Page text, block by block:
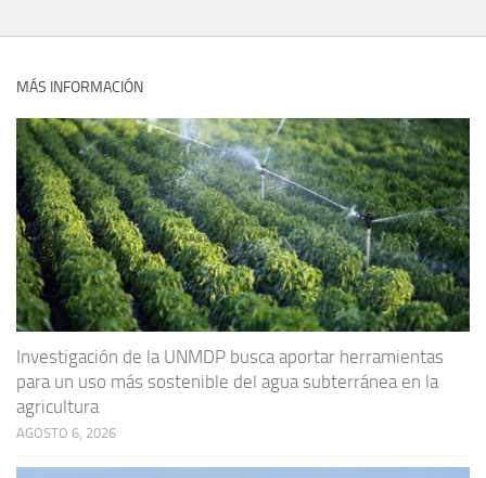
MÁS INFORMACIÓN
Investigación de la UNMDP busca aportar herramientas
para un uso más sostenible del agua subterránea en la
agricultura
AGOSTO 6, 2026